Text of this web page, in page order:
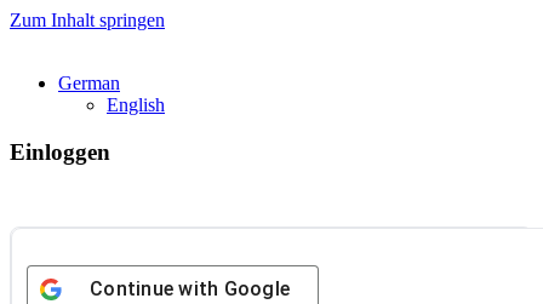
Zum Inhalt springen
German
English
Einloggen
Continue with Google